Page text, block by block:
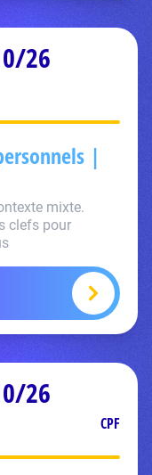
26
|
mixte.
clefs pour
26
CPF